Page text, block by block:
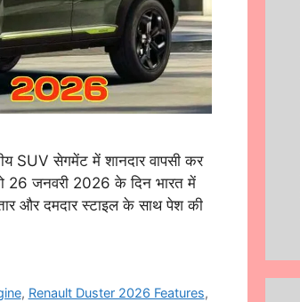
SUV सेगमेंट में शानदार वापसी कर
26 जनवरी 2026 के दिन भारत में
और दमदार स्टाइल के साथ पेश की
, Renault Duster 2026 Features,